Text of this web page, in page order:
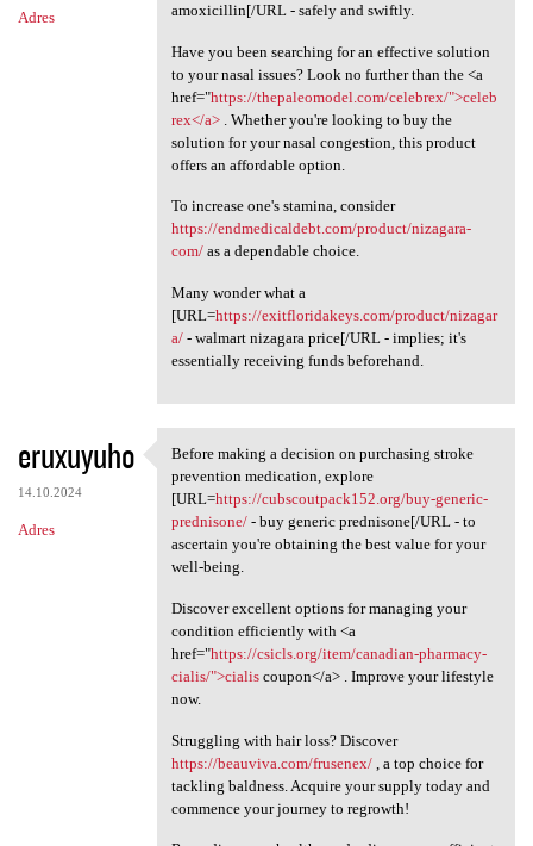
Adres
amoxicillin[/URL - safely and swiftly.
Have you been searching for an effective solution
to your nasal issues? Look no further than the <a
href="https://thepaleomodel.com/celebrex/">celeb
rex</a>. Whether you're looking to buy the
solution for your nasal congestion, this product
offers an affordable option.
To increase one's stamina, consider
https://endmedicaldebt.com/product/nizagara-
com/as a dependable choice.
Many wonder what a
[URL=https://exitfloridakeys.com/product/nizagar
a/- walmart nizagara price[/URL - implies; it's
essentially receiving funds beforehand.
eruxuyuho
14.10.2024
Adres
Before making a decision on
Before making a decision on purchasing stroke
prevention medication, explore
[URL=https://cubscoutpack152.org/buy-generic-
prednisone/- buy generic prednisone[/URL - to
ascertain you're obtaining the best value for your
well-being.
Discover excellent options for managing your
condition efficiently with <a
href="https://csicls.org/item/canadian-pharmacy-
cialis/">cialiscoupon</a> . Improve your lifestyle
now.
Struggling with hair loss? Discover
https://beauviva.com/frusenex/, a top choice for
tackling baldness. Acquire your supply today and
commence your journey to regrowth!